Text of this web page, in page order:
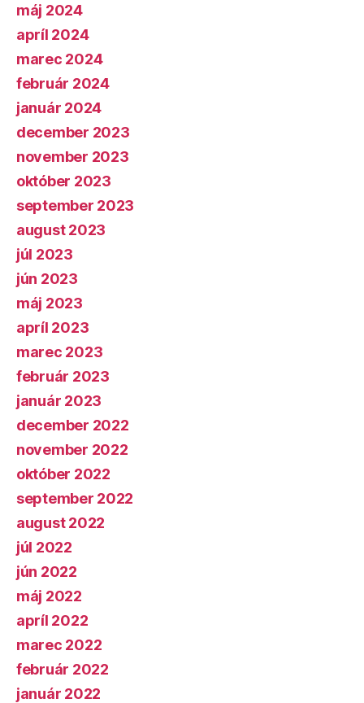
máj 2024
apríl 2024
marec 2024
február 2024
január 2024
december 2023
november 2023
október 2023
september 2023
august 2023
júl 2023
jún 2023
máj 2023
apríl 2023
marec 2023
február 2023
január 2023
december 2022
november 2022
október 2022
september 2022
august 2022
júl 2022
jún 2022
máj 2022
apríl 2022
marec 2022
február 2022
január 2022